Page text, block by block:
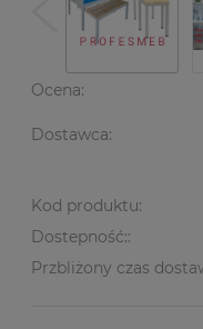
Ocena:
Dostawca:
Kod produktu:
Dostepność::
Przbliżony czas